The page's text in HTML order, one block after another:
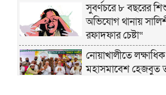
সুবর্ণচরে ৮ বছরের
অভিযোগ থানায়
রফাদফার চেষ্টা“
নোয়াখালীতে
মহাসমাবেশ হেজবুত